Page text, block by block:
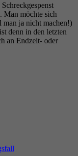
Man möchte sich
man ja nicht machen!)
denn in den letzten
an Endzeit- oder